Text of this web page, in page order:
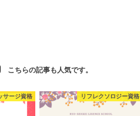
こちらの記事も人気です。
サージ資格 リフレクソロジー資格